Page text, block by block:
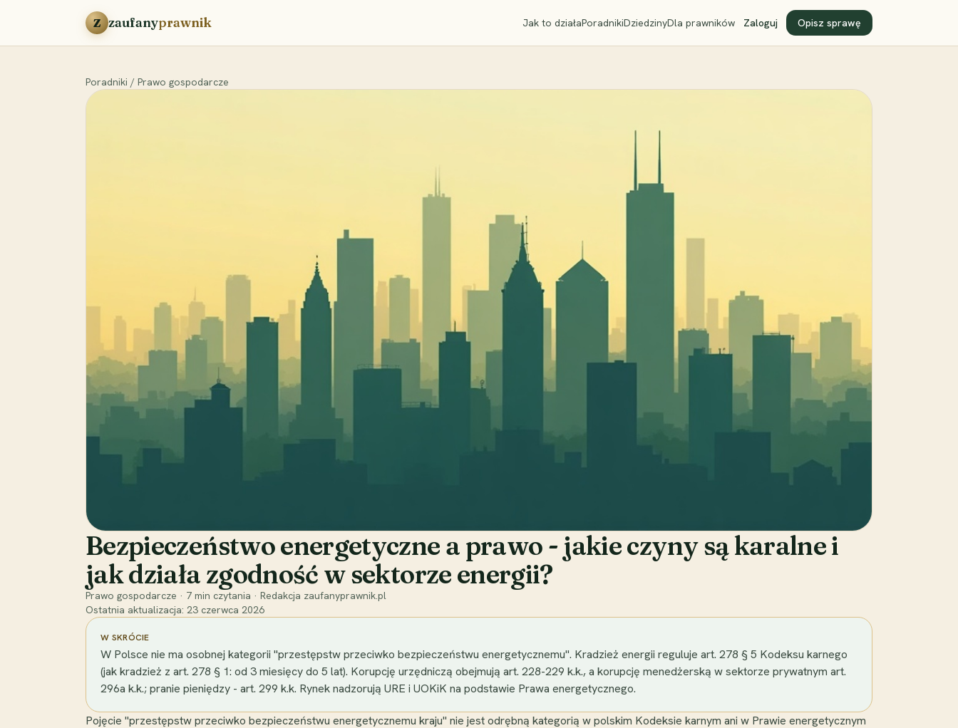
Przejdź do treści
Z zaufanyprawnik Jak to działaPoradnikiDziedzinyDla prawników Zaloguj Opisz sprawę
Poradniki / Prawo gospodarcze
Bezpieczeństwo energetyczne a prawo - jakie czyny są karalne i
jak działa zgodność w sektorze energii?
Prawo gospodarcze · 7 min czytania · Redakcja zaufanyprawnik.pl
Ostatnia aktualizacja: 23 czerwca 2026
W SKRÓCIE
W Polsce nie ma osobnej kategorii "przestępstw przeciwko bezpieczeństwu energetycznemu". Kradzież energii reguluje art. 278 § 5 Kodeksu karnego
(jak kradzież z art. 278 § 1: od 3 miesięcy do 5 lat). Korupcję urzędniczą obejmują art. 228-229 k.k., a korupcję menedżerską w sektorze prywatnym art.
296a k.k.; pranie pieniędzy - art. 299 k.k. Rynek nadzorują URE i UOKiK na podstawie Prawa energetycznego.
Pojęcie "przestępstw przeciwko bezpieczeństwu energetycznemu kraju" nie jest odrębną kategorią w polskim Kodeksie karnym ani w Prawie energetycznym